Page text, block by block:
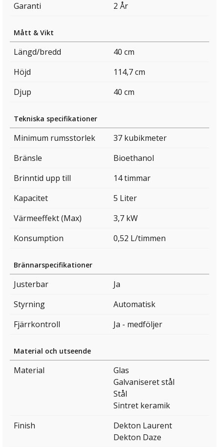
Garanti
2 År
Mått & Vikt
Längd/bredd
40 cm
Höjd
114,7 cm
Djup
40 cm
Tekniska specifikationer
Minimum rumsstorlek
37 kubikmeter
Bränsle
Bioethanol
Brinntid upp till
14 timmar
Kapacitet
5 Liter
Värmeeffekt (Max)
3,7 kW
Konsumption
0,52 L/timmen
Brännarspecifikationer
Justerbar
Ja
Styrning
Automatisk
Fjärrkontroll
Ja - medföljer
Material och utseende
Material
Glas
Galvaniseret stål
Stål
Sintret keramik
Finish
Dekton Laurent
Dekton Daze